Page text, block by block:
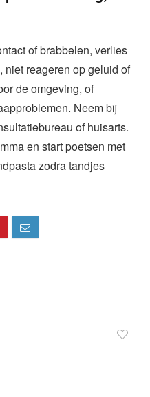
of brabbelen, verlies
reageren op geluid of
de omgeving, of
Neem bij
of huisarts.
en start poetsen met
zodra tandjes